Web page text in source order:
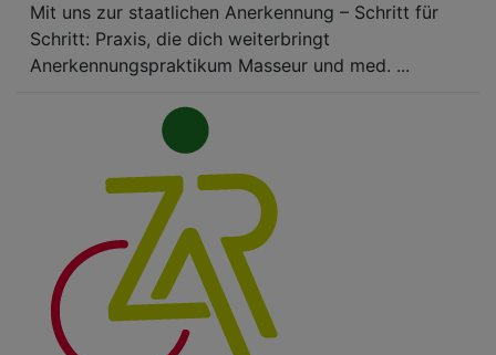
Mit uns zur staatlichen Anerkennung – Schritt für
Schritt: Praxis, die dich weiterbringt
Anerkennungspraktikum Masseur und med. ...